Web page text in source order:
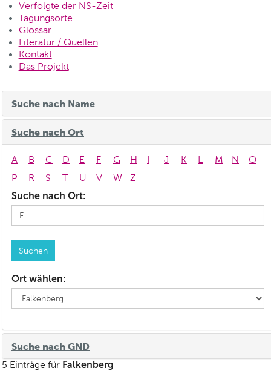
Verfolgte der NS-Zeit
Tagungsorte
Glossar
Literatur / Quellen
Kontakt
Das Projekt
Suche nach Name
Suche nach Ort
A B C D E F G H I J K L M N
O
P
R S T U V W Z
Suche nach Ort:
Ort wählen:
Suche nach GND
5 Einträge für Falkenberg